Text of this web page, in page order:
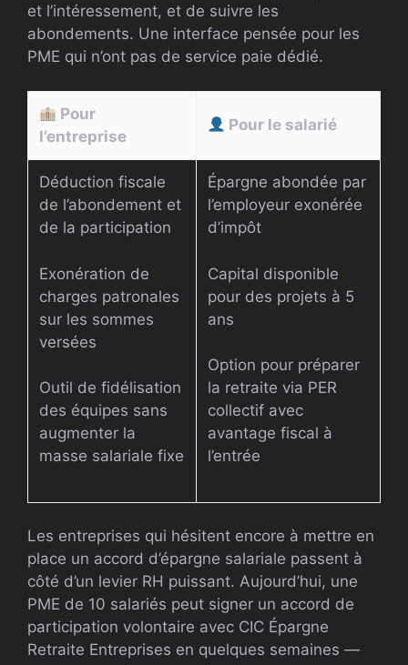
et l’intéressement, et de suivre les
abondements. Une interface pensée pour les
PME qui n’ont pas de service paie dédié.
Pour
l’entreprise
Pour le salarié
Déduction fiscale
de l’abondement et
de la participation
Exonération de
charges patronales
sur les sommes
versées
Outil de fidélisation
des équipes sans
augmenter la
masse salariale fixe
Épargne abondée par
l’employeur exonérée
d’impôt
Capital disponible
pour des projets à 5
ans
Option pour préparer
la retraite via PER
collectif avec
avantage fiscal à
l’entrée
Les entreprises qui hésitent encore à mettre en
place un accord d’épargne salariale passent à
côté d’un levier RH puissant. Aujourd’hui, une
PME de 10 salariés peut signer un accord de
participation volontaire avec CIC Épargne
Retraite Entreprises en quelques semaines —